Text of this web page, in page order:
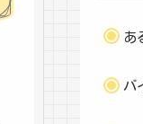
あ
バ